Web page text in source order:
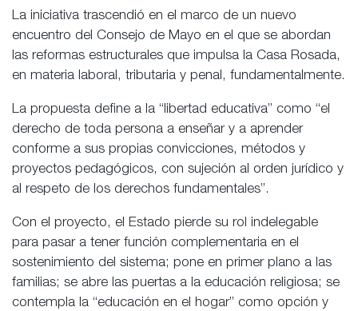
La iniciativa trascendió en el marco de un nuevo
encuentro del Consejo de Mayo en el que se abordan
las reformas estructurales que impulsa la Casa Rosada,
en materia laboral, tributaria y penal, fundamentalmente.
La propuesta define a la “libertad educativa” como “el
derecho de toda persona a enseñar y a aprender
conforme a sus propias convicciones, métodos y
proyectos pedagógicos, con sujeción al orden jurídico y
al respeto de los derechos fundamentales”.
Con el proyecto, el Estado pierde su rol indelegable
para pasar a tener función complementaria en el
sostenimiento del sistema; pone en primer plano a las
familias; se abre las puertas a la educación religiosa; se
contempla la “educación en el hogar” como opción y